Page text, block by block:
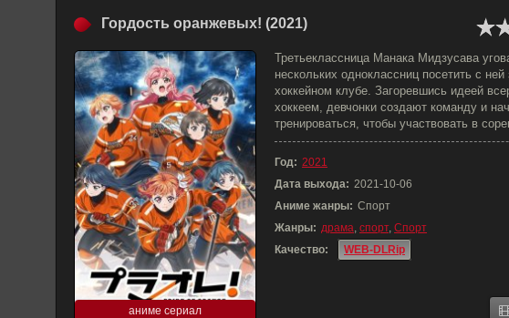
Гордость оранжевых! (2021)
аниме сериал
Третьеклассница Манака Мидзусава
нескольких одноклассниц посетить с ней
хоккейном клубе. Загоревшись идеей
хоккеем, девчонки создают команду и
тренироваться, чтобы участвовать в
Год: 2021
Дата выхода: 2021-10-06
Аниме жанры: Спорт
Жанры: драма, спорт, Спорт
Качество:
WEB-DLRip